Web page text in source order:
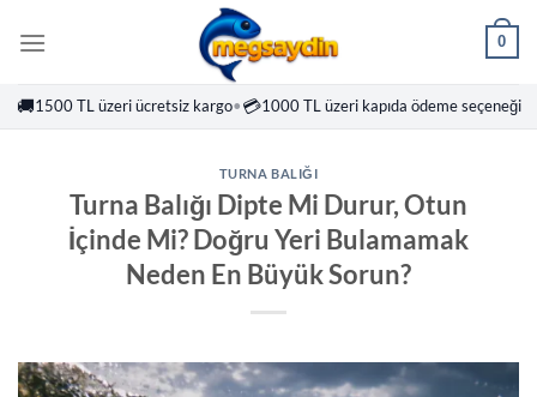
atla
0
🚚1500 TL üzeri ücretsiz kargo•💳1000 TL üzeri kapıda ödeme seçeneği
TURNA BALIĞI
Turna Balığı Dipte Mi Durur, Otun
İçinde Mi? Doğru Yeri Bulamamak
Neden En Büyük Sorun?